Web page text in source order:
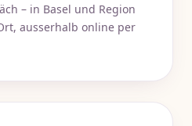
– in Basel und Region
ausserhalb online per